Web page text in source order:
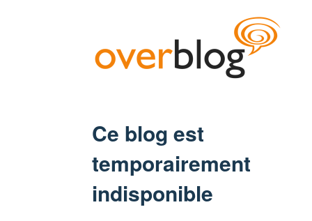
Ce blog est
temporairement
indisponible